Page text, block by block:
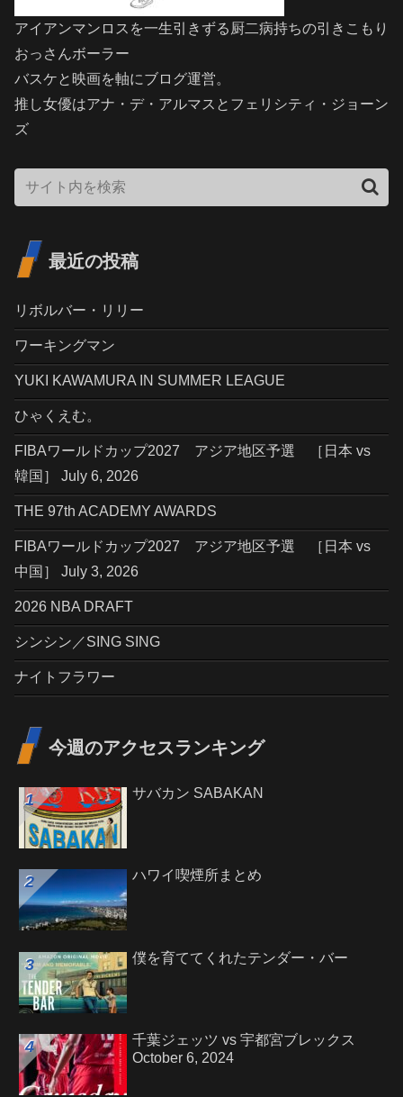
アイアンマンロスを一生引きずる厨二病持ちの引きこもり
おっさんボーラー
バスケと映画を軸にブログ運営。
推し女優はアナ・デ・アルマスとフェリシティ・ジョーン
ズ
最近の投稿
リボルバー・リリー
ワーキングマン
YUKI KAWAMURA IN SUMMER LEAGUE
ひゃくえむ。
FIBAワールドカップ2027 アジア地区予選 ［日本 vs
韓国］ July 6, 2026
THE 97th ACADEMY AWARDS
FIBAワールドカップ2027 アジア地区予選 ［日本 vs
中国］ July 3, 2026
2026 NBA DRAFT
シンシン／SING SING
ナイトフラワー
今週のアクセスランキング
サバカン SABAKAN
ハワイ喫煙所まとめ
僕を育ててくれたテンダー・バー
千葉ジェッツ vs 宇都宮ブレックス
October 6, 2024